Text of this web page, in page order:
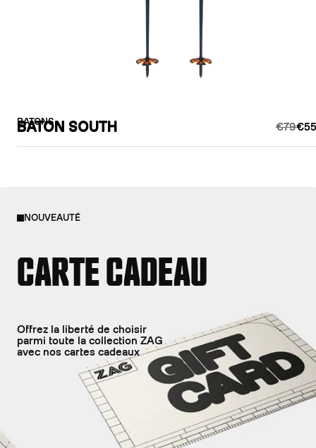
BATONS
BATON SOUTH €79
NOUVEAUTÉ
CARTE CADEAU
Offrez la liberté de choisir
parmi toute la collection ZAG
avec nos cartes cadeaux